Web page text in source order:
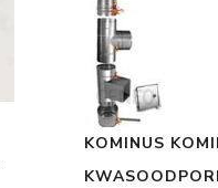
KOMINUS